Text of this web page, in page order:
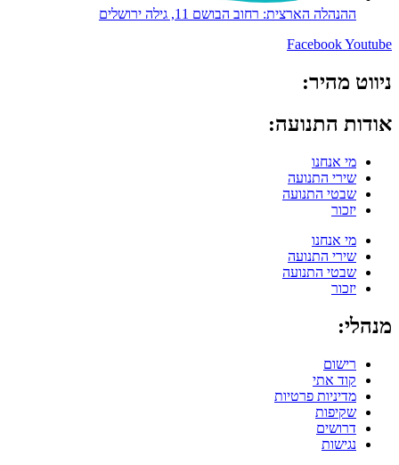
ההנהלה הארצית: רחוב הבושם 11, גילה ירושלים
FacebookYoutube
ניווט מהיר:
אודות התנועה:
מי אנחנו
שירי התנועה
שבטי התנועה
יזכור
מי אנחנו
שירי התנועה
שבטי התנועה
יזכור
מנהלי:
רישום
קוד אתי
מדיניות פרטיות
שקיפות
דרושים
נגישות